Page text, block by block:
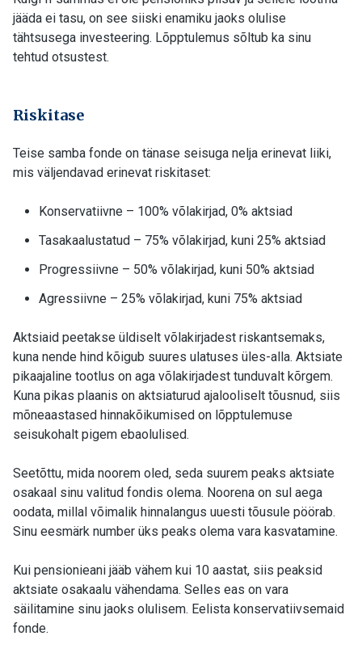
jääda ei tasu, on see siiski enamiku jaoks olulise
tähtsusega investeering. Lõpptulemus sõltub ka sinu
tehtud otsustest.
Riskitase
Teise samba fonde on tänase seisuga nelja erinevat liiki,
mis väljendavad erinevat riskitaset:
Konservatiivne – 100% võlakirjad, 0% aktsiad
Tasakaalustatud – 75% võlakirjad, kuni 25% aktsiad
Progressiivne – 50% võlakirjad, kuni 50% aktsiad
Agressiivne – 25% võlakirjad, kuni 75% aktsiad
Aktsiaid peetakse üldiselt võlakirjadest riskantsemaks,
kuna nende hind kõigub suures ulatuses üles-alla. Aktsiate
pikaajaline tootlus on aga võlakirjadest tunduvalt kõrgem.
Kuna pikas plaanis on aktsiaturud ajalooliselt tõusnud, siis
mõneaastased hinnakõikumised on lõpptulemuse
seisukohalt pigem ebaolulised.
Seetõttu, mida noorem oled, seda suurem peaks aktsiate
osakaal sinu valitud fondis olema. Noorena on sul aega
oodata, millal võimalik hinnalangus uuesti tõusule pöörab.
Sinu eesmärk number üks peaks olema vara kasvatamine.
Kui pensionieani jääb vähem kui 10 aastat, siis peaksid
aktsiate osakaalu vähendama. Selles eas on vara
säilitamine sinu jaoks olulisem. Eelista konservatiivsemaid
fonde.